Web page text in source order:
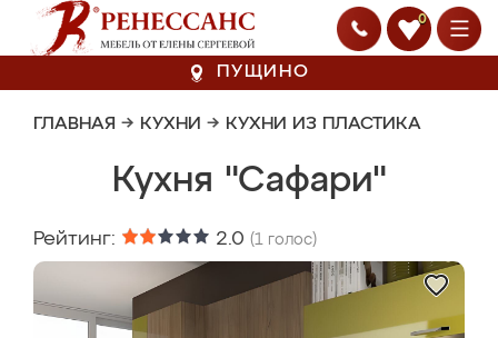
0
ПУЩИНО
ГЛАВНАЯ → КУХНИ → КУХНИ ИЗ ПЛАСТИКА
Кухня "Сафари"
Рейтинг: 2.0 (1 голос)